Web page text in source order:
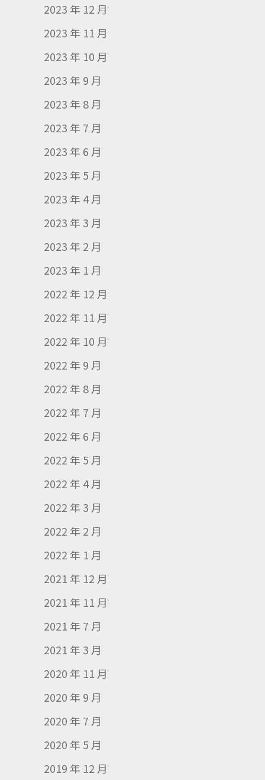
2023 年 12 月
2023 年 11 月
2023 年 10 月
2023 年 9 月
2023 年 8 月
2023 年 7 月
2023 年 6 月
2023 年 5 月
2023 年 4 月
2023 年 3 月
2023 年 2 月
2023 年 1 月
2022 年 12 月
2022 年 11 月
2022 年 10 月
2022 年 9 月
2022 年 8 月
2022 年 7 月
2022 年 6 月
2022 年 5 月
2022 年 4 月
2022 年 3 月
2022 年 2 月
2022 年 1 月
2021 年 12 月
2021 年 11 月
2021 年 7 月
2021 年 3 月
2020 年 11 月
2020 年 9 月
2020 年 7 月
2020 年 5 月
2019 年 12 月